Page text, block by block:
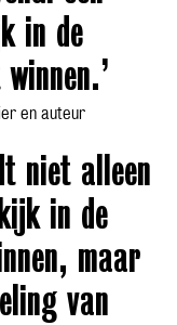
in de
en auteur
niet alleen
in de
maar
van